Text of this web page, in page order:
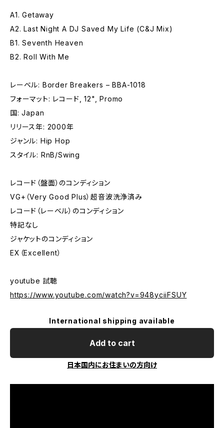
A1. Getaway
A2. Last Night A DJ Saved My Life (C&J Mix)
B1. Seventh Heaven
B2. Roll With Me
レーベル: Border Breakers – BBA-1018
フォーマット: レコード, 12", Promo
国: Japan
リリース年: 2000年
ジャンル: Hip Hop
スタイル: RnB/Swing
レコード（盤面）のコンディション
VG+（Very Good Plus）超音波洗浄済み
レコード（レーベル）のコンディション
特記なし
ジャケットのコンディション
EX（Excellent）
youtube 試聴
https://www.youtube.com/watch?v=948yciiFSUY
International shipping available
Add to cart
日本国内にお住まいの方向け